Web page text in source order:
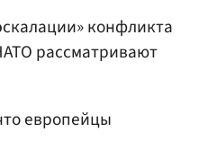
конфликта
рассматривают
европейцы